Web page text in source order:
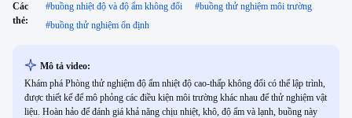
Các
thẻ:
#buồng nhiệt độ và độ ẩm không đổi #buồng thử nghiệm môi trường
#buồng thử nghiệm ổn định
Mô tả video:
Khám phá Phòng thử nghiệm độ ẩm nhiệt độ cao-thấp không đổi có thể lập trình,
được thiết kế để mô phỏng các điều kiện môi trường khác nhau để thử nghiệm vật
liệu. Hoàn hảo để đánh giá khả năng chịu nhiệt, khô, độ ẩm và lạnh, buồng này